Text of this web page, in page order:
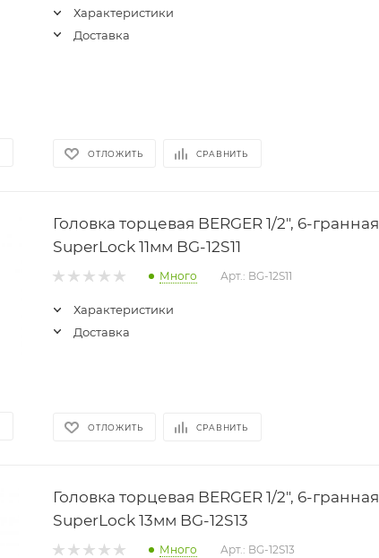
Характеристики
Доставка
ОТЛОЖИТЬ СРАВНИТЬ
Головка торцевая BERGER 1/2", 6-гранная
SuperLock 11мм BG-12S11
Много Арт.: BG-12S11
Характеристики
Доставка
ОТЛОЖИТЬ СРАВНИТЬ
Головка торцевая BERGER 1/2", 6-гранная
SuperLock 13мм BG-12S13
Много Арт.: BG-12S13